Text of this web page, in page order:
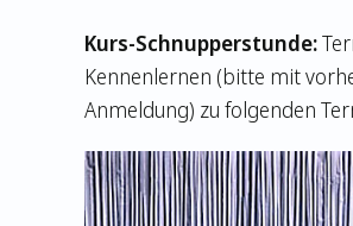
Kurs-Schnupperstunde:
Kennenlernen (bitte mit
Anmeldung) zu folgenden